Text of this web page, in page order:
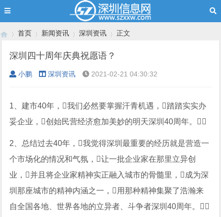
›
首页
›
新闻资讯
›
深圳资讯
›
正文
深圳四十周年庆典祝愿语？
小鹏 深圳资讯 2021-02-21 04:30:32
1、建市40年，我们必然要掌握汗青机遇，踏踏实实办
妥企业，创始民营经济愈加美妙的明天深圳40周年。
2、总结过去40年，我觉得深圳最重要的经历就是营造一
个市场化的情况和气氛，让一批企业家在那里立异创
业，并且将企业家精神实正融入城市的骨髓里，成为深
圳那座城市的精神内涵之一，用那种精神集聚了浩瀚来
自全国各地、世界各地的立异者、斗争者深圳40周年。